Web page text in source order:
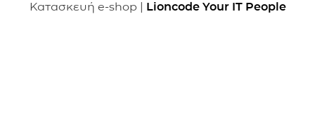
Κατασκευή e-shop | Lioncode Your IT People